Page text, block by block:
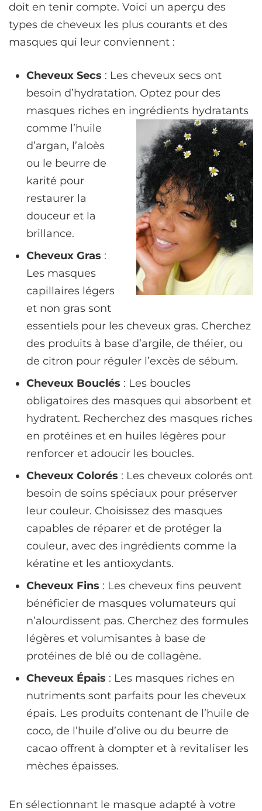
doit en tenir compte. Voici un aperçu des
types de cheveux les plus courants et des
masques qui leur conviennent :
Cheveux Secs : Les cheveux secs ont
besoin d’hydratation. Optez pour des
masques riches en ingrédients hydratants
comme l’huile
d’argan, l’aloès
ou le beurre de
karité pour
restaurer la
douceur et la
brillance.
Cheveux Gras :
Les masques
capillaires légers
et non gras sont
essentiels pour les cheveux gras. Cherchez
des produits à base d’argile, de théier, ou
de citron pour réguler l’excès de sébum.
Cheveux Bouclés : Les boucles
obligatoires des masques qui absorbent et
hydratent. Recherchez des masques riches
en protéines et en huiles légères pour
renforcer et adoucir les boucles.
Cheveux Colorés : Les cheveux colorés ont
besoin de soins spéciaux pour préserver
leur couleur. Choisissez des masques
capables de réparer et de protéger la
couleur, avec des ingrédients comme la
kératine et les antioxydants.
Cheveux Fins : Les cheveux fins peuvent
bénéficier de masques volumateurs qui
n’alourdissent pas. Cherchez des formules
légères et volumisantes à base de
protéines de blé ou de collagène.
Cheveux Épais : Les masques riches en
nutriments sont parfaits pour les cheveux
épais. Les produits contenant de l’huile de
coco, de l’huile d’olive ou du beurre de
cacao offrent à dompter et à revitaliser les
mèches épaisses.
En sélectionnant le masque adapté à votre